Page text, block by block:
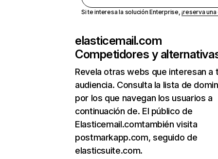
Si te interesa la solución Enterprise,¡reserva
elasticemail.com
Competidores y
Revela otras webs que interesan a
audiencia. Consulta la lista de
por los que navegan los usuarios a
continuación de. El público de
Elasticemail.comtambién visita
postmarkapp.com, seguido de
elasticsuite.com.